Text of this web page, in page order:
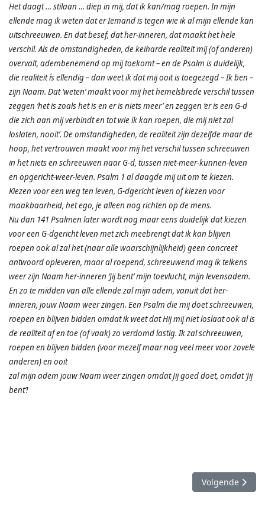
Het daagt … stilaan … diep in mij, dat ik kan/mag roepen. In mijn
ellende mag ik weten dat er Iemand is tegen wie ik al mijn ellende kan
uitschreeuwen. En dat besef, dat her-inneren, dat maakt het hele
verschil. Als de omstandigheden, de keiharde realiteit mij (of anderen)
overvalt, adembenemend op mij toekomt – en de Psalm is duidelijk,
die realiteit ís ellendig – dan weet ik dat mij ooit is toegezegd – Ik ben –
zijn Naam. Dat ‘weten’ maakt voor mij het hemelsbrede verschil tussen
zeggen ‘het is zoals het is en er is niets meer’ en zeggen ‘er is een G-d
die zich aan mij verbindt en tot wie ik kan roepen, die mij niet zal
loslaten, nooit’. De omstandigheden, de realiteit zijn dezelfde maar de
hoop, het vertrouwen maakt voor mij het verschil tussen schreeuwen
in het niets en schreeuwen naar G-d, tussen niet-meer-kunnen-leven
en opgericht-weer-leven. Psalm 1 al daagde mij uit om te kiezen.
Kiezen voor een weg ten leven, G-dgericht leven of kiezen voor
maakbaarheid, het ego, je alleen nog richten op de mens.
Nu dan 141 Psalmen later wordt nog maar eens duidelijk dat kiezen
voor een G-dgericht leven met zich meebrengt dat ik kan blijven
roepen ook al zal het (naar alle waarschijnlijkheid) geen concreet
antwoord opleveren, maar al roepend, schreeuwend mag ik telkens
weer zijn Naam her-inneren ‘Jij bent’ mijn toevlucht, mijn levensadem.
En zo te midden van alle ellende zal mijn adem, vanuit dat her-
inneren, jouw Naam weer zingen. Een Psalm die mij doet schreeuwen,
roepen en blijven bidden omdat ik weet dat Hij mij niet loslaat ook al is
de realiteit af en toe (of vaak) zo verdomd lastig. Ik zal schreeuwen,
roepen en blijven bidden (voor mezelf maar nog veel meer voor zovele
anderen) en ooit
zal mijn adem jouw Naam weer zingen omdat Jij goed doet, omdat ‘Jij
bent’!
Volgende
Volgende